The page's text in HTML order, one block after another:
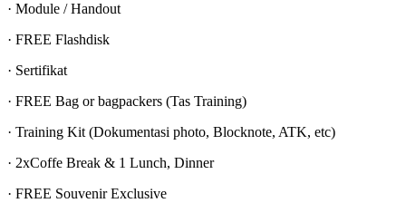
· Module / Handout
· FREE Flashdisk
· Sertifikat
· FREE Bag or bagpackers (Tas Training)
· Training Kit (Dokumentasi photo, Blocknote, ATK, etc)
· 2xCoffe Break & 1 Lunch, Dinner
· FREE Souvenir Exclusive